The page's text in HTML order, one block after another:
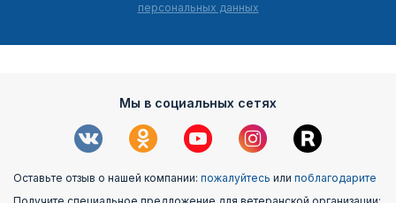
персональных данных
Мы в социальных сетях
Оставьте отзыв о нашей компании: пожалуйтесь или поблагодарите